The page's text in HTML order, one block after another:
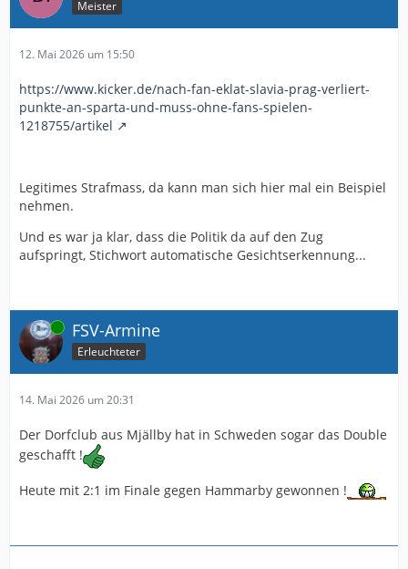
Meister
12. Mai 2026 um 15:50
https://www.kicker.de/nach-fan-eklat-slavia-prag-verliert-
punkte-an-sparta-und-muss-ohne-fans-spielen-
1218755/artikel
Legitimes Strafmass, da kann man sich hier mal ein Beispiel
nehmen.
Und es war ja klar, dass die Politik da auf den Zug
aufspringt, Stichwort automatische Gesichtserkennung...
Online FSV-Armine
Erleuchteter
14. Mai 2026 um 20:31
Der Dorfclub aus Mjällby hat in Schweden sogar das Double
geschafft !
Heute mit 2:1 im Finale gegen Hammarby gewonnen !